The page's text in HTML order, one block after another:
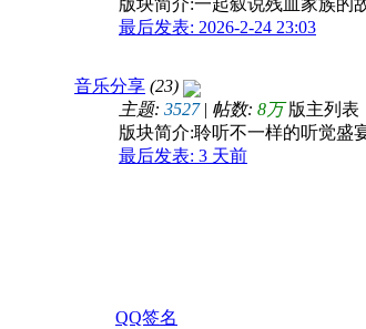
版块简介:一起叙说残血家族的
最后发表: 2026-2-24 23:03
音乐分享 (23)
主题: 3527| 帖数: 8万 版主列表
版块简介:聆听不一样的听觉盛
最后发表: 3 天前
QQ签名